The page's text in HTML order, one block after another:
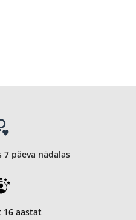
päeva nädalas
16 aastat